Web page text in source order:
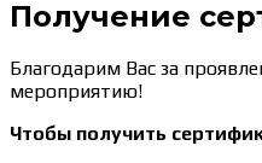
Получение
Благодарим Вас за
мероприятию!
Чтобы получить